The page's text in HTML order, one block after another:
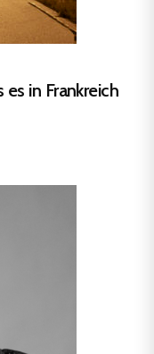
es in Frankreich